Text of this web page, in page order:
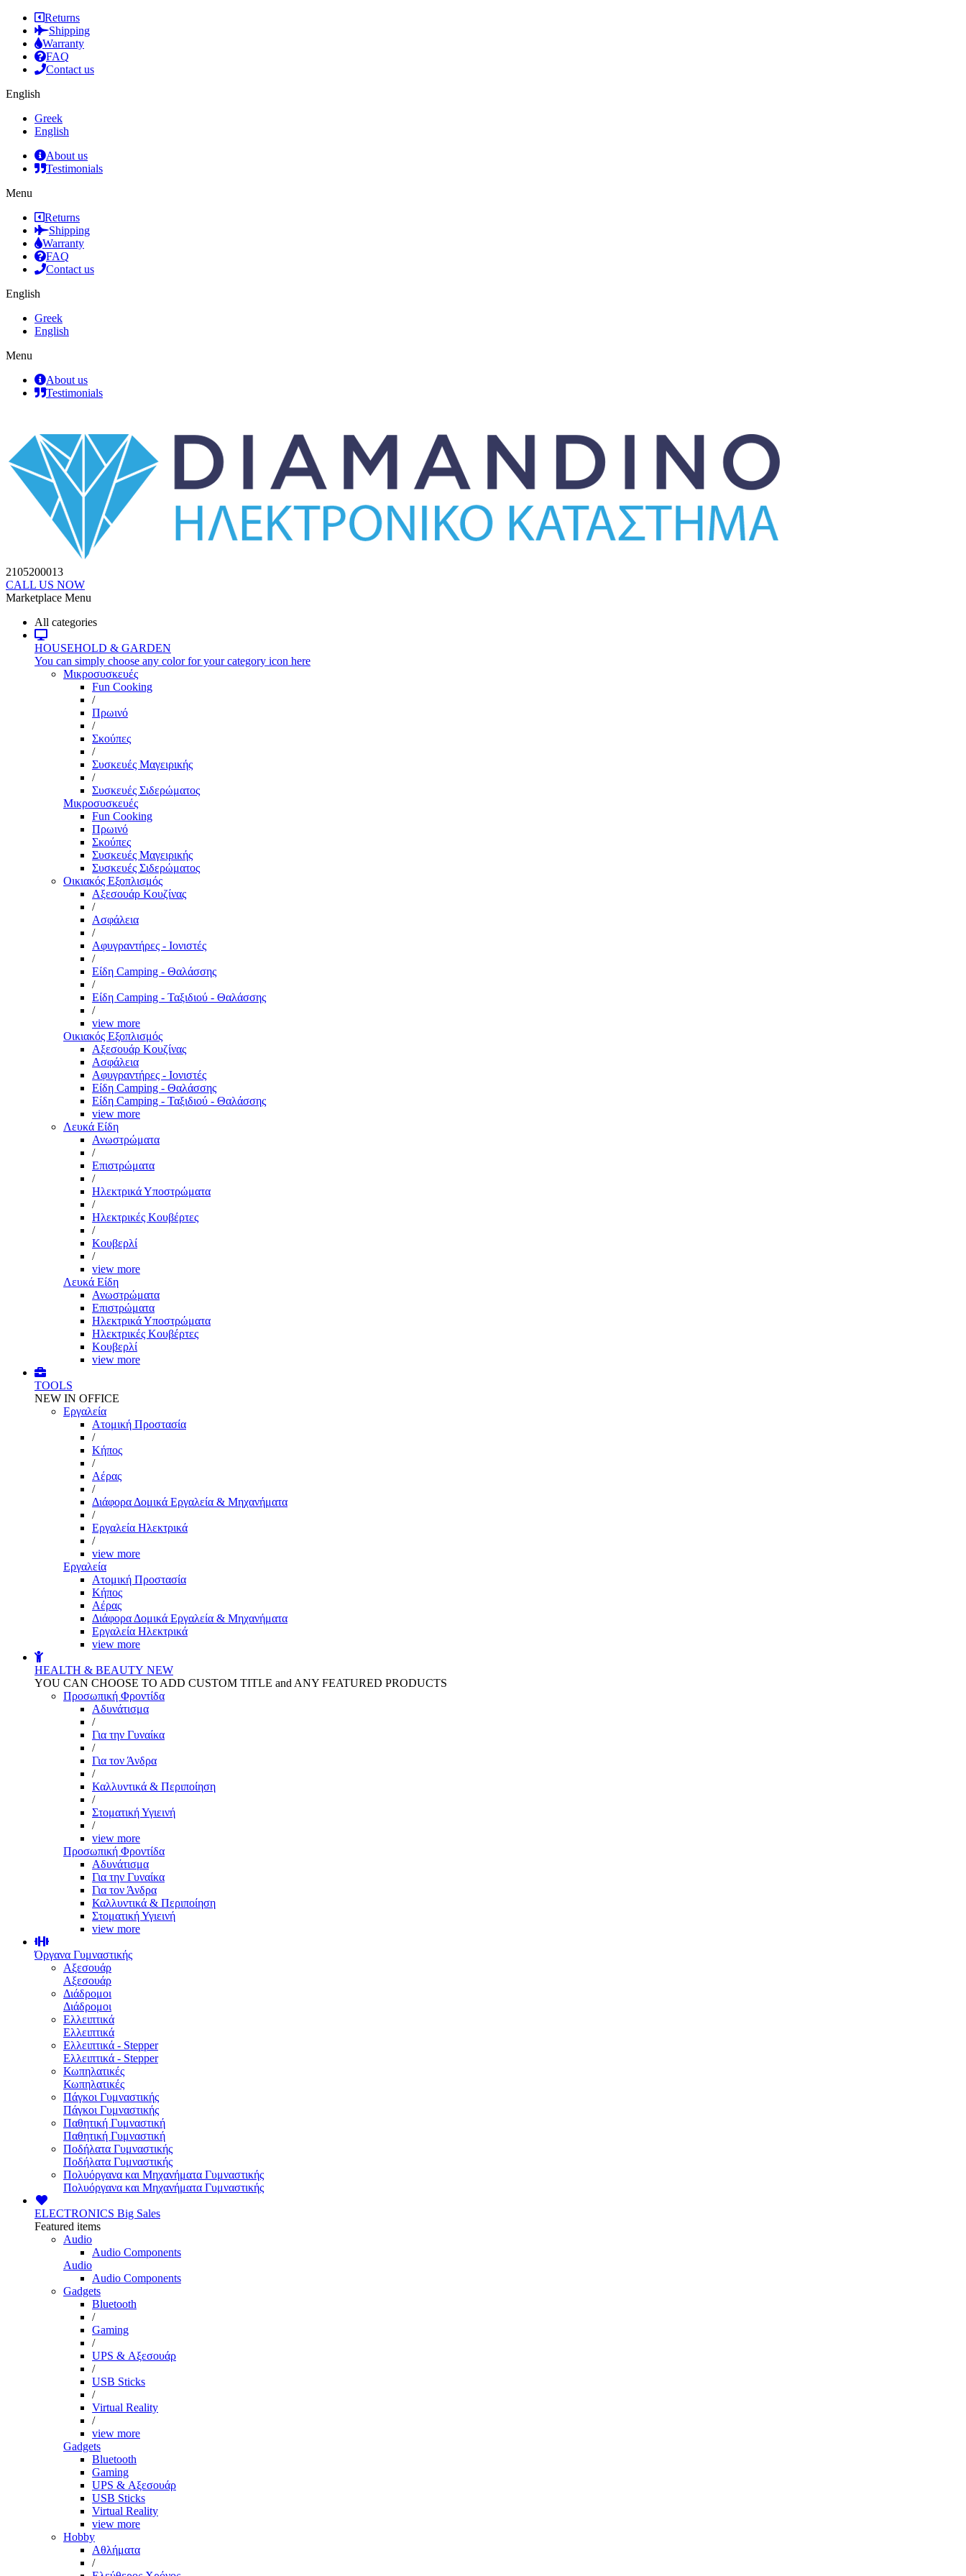
Returns
Shipping
Warranty
FAQ
Contact us
English
Greek
English
About us
Testimonials
Menu
Returns
Shipping
Warranty
FAQ
Contact us
English
Greek
English
Menu
About us
Testimonials
2105200013
CALL US NOW
Marketplace Menu
All categories
HOUSEHOLD & GARDEN
You can simply choose any color for your category icon here
Μικροσυσκευές
Fun Cooking
/
Πρωινό
/
Σκούπες
/
Συσκευές Μαγειρικής
/
Συσκευές Σιδερώματος
Μικροσυσκευές
Fun Cooking
Πρωινό
Σκούπες
Συσκευές Μαγειρικής
Συσκευές Σιδερώματος
Οικιακός Εξοπλισμός
Αξεσουάρ Κουζίνας
/
Ασφάλεια
/
Αφυγραντήρες - Ιονιστές
/
Είδη Camping - Θαλάσσης
/
Είδη Camping - Ταξιδιού - Θαλάσσης
/
view more
Οικιακός Εξοπλισμός
Αξεσουάρ Κουζίνας
Ασφάλεια
Αφυγραντήρες - Ιονιστές
Είδη Camping - Θαλάσσης
Είδη Camping - Ταξιδιού - Θαλάσσης
view more
Λευκά Είδη
Ανωστρώματα
/
Επιστρώματα
/
Ηλεκτρικά Υποστρώματα
/
Ηλεκτρικές Κουβέρτες
/
Κουβερλί
/
view more
Λευκά Είδη
Ανωστρώματα
Επιστρώματα
Ηλεκτρικά Υποστρώματα
Ηλεκτρικές Κουβέρτες
Κουβερλί
view more
TOOLS
NEW IN OFFICE
Εργαλεία
Aτομική Προστασία
/
Kήπος
/
Αέρας
/
Διάφορα Δομικά Εργαλεία & Μηχανήματα
/
Εργαλεία Ηλεκτρικά
/
view more
Εργαλεία
Aτομική Προστασία
Kήπος
Αέρας
Διάφορα Δομικά Εργαλεία & Μηχανήματα
Εργαλεία Ηλεκτρικά
view more
HEALTH & BEAUTY NEW
YOU CAN CHOOSE TO ADD CUSTOM TITLE and ANY FEATURED PRODUCTS
Προσωπική Φροντίδα
Αδυνάτισμα
/
Για την Γυναίκα
/
Για τον Άνδρα
/
Καλλυντικά & Περιποίηση
/
Στοματική Υγιεινή
/
view more
Προσωπική Φροντίδα
Αδυνάτισμα
Για την Γυναίκα
Για τον Άνδρα
Καλλυντικά & Περιποίηση
Στοματική Υγιεινή
view more
Όργανα Γυμναστικής
Αξεσουάρ
Αξεσουάρ
Διάδρομοι
Διάδρομοι
Ελλειπτικά
Ελλειπτικά
Ελλειπτικά - Stepper
Ελλειπτικά - Stepper
Κωπηλατικές
Κωπηλατικές
Πάγκοι Γυμναστικής
Πάγκοι Γυμναστικής
Παθητική Γυμναστική
Παθητική Γυμναστική
Ποδήλατα Γυμναστικής
Ποδήλατα Γυμναστικής
Πολυόργανα και Μηχανήματα Γυμναστικής
Πολυόργανα και Μηχανήματα Γυμναστικής
ELECTRONICS Big Sales
Featured items
Audio
Audio Components
Audio
Audio Components
Gadgets
Bluetooth
/
Gaming
/
UPS & Αξεσουάρ
/
USB Sticks
/
Virtual Reality
/
view more
Gadgets
Bluetooth
Gaming
UPS & Αξεσουάρ
USB Sticks
Virtual Reality
view more
Hobby
Αθλήματα
/